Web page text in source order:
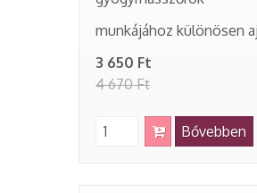
munkájához különösen
3 650 Ft
4 670 Ft
Bővebben